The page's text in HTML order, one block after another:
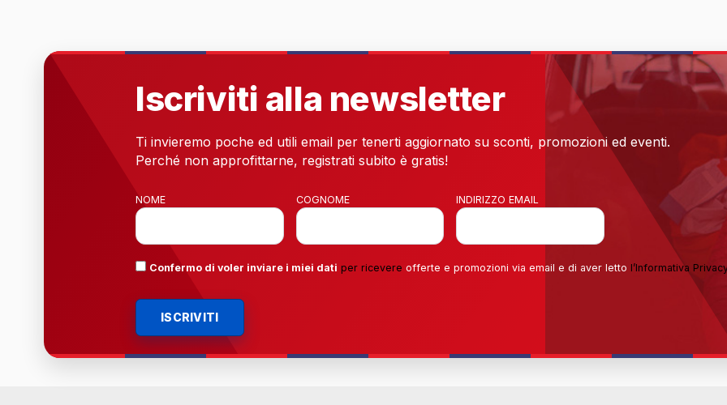
Iscriviti alla newsletter
Ti invieremo poche ed utili email per tenerti aggiornato su sconti, promozioni ed eventi.
Perché non approfittarne, registrati subito è gratis!
NOME COGNOME INDIRIZZO EMAIL
Confermo di voler inviare i miei dati per ricevere offerte e promozioni via email e di aver letto l’Informativa Privacy
ISCRIVITI